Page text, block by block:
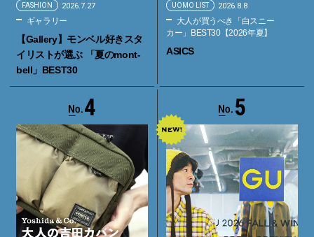
FASHION 2026.7.27
ギャラリー
【Gallery】モンベル好きスタ
イリストが選ぶ 「夏のmont-
bell」BEST30
UOMO LIST 2026.8.8
大人が買うべき「白スニー
カー」BEST30【2026年夏】
ASICS
4 5